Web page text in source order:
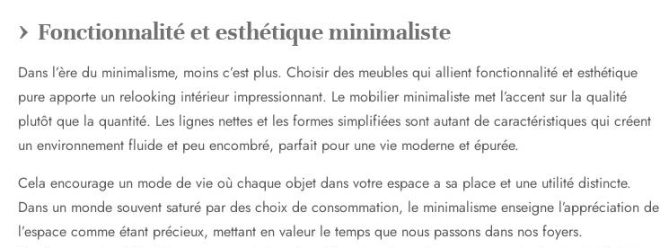
Fonctionnalité et esthétique minimaliste
Dans l’ère du minimalisme, moins c’est plus. Choisir des meubles qui allient fonctionnalité et esthétique
pure apporte un relooking intérieur impressionnant. Le mobilier minimaliste met l’accent sur la qualité
plutôt que la quantité. Les lignes nettes et les formes simplifiées sont autant de caractéristiques qui créent
un environnement fluide et peu encombré, parfait pour une vie moderne et épurée.
Cela encourage un mode de vie où chaque objet dans votre espace a sa place et une utilité distincte.
Dans un monde souvent saturé par des choix de consommation, le minimalisme enseigne l’appréciation de
l’espace comme étant précieux, mettant en valeur le temps que nous passons dans nos foyers.